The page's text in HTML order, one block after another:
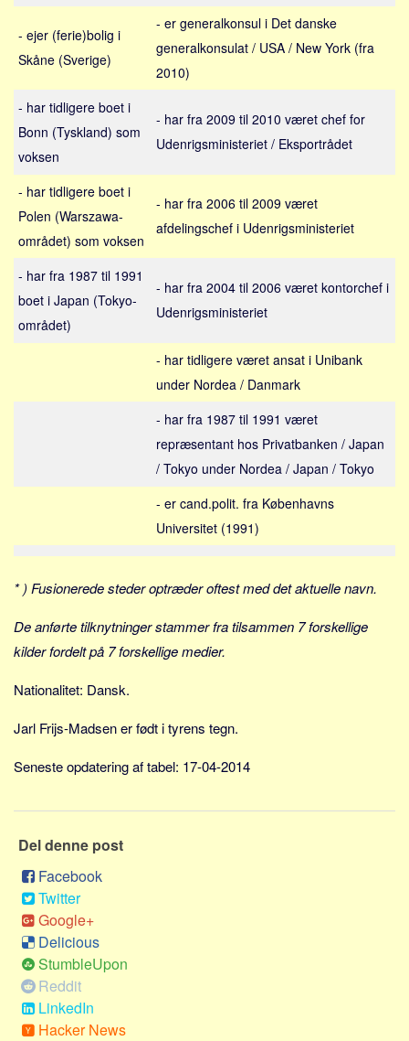
Grækenland
USA
Alle
Nøgleord
Bolig
Job
Virksomhed
Investering
Pension og opsparing
Forbrug
Social sikring og sundhed
Transport
Alle
Meta
Dokumenttyper
Emner
Steder
Om
Webstedet
Forhistorien
Redigering
Tekstannoncer
Bannere
Hjælp
- ejer (ferie)bolig i
Skåne (Sverige)
- er generalkonsul i Det danske
generalkonsulat / USA / New York (fra
2010)
- har tidligere boet i
Bonn (Tyskland) som
voksen
- har fra 2009 til 2010 været chef for
Udenrigsministeriet / Eksportrådet
- har tidligere boet i
Polen (Warszawa-
området) som voksen
- har fra 2006 til 2009 været
afdelingschef i Udenrigsministeriet
- har fra 1987 til 1991
boet i Japan (Tokyo-
området)
- har fra 2004 til 2006 været kontorchef i
Udenrigsministeriet
- har tidligere været ansat i Unibank
under Nordea / Danmark
- har fra 1987 til 1991 været
repræsentant hos Privatbanken / Japan
/ Tokyo under Nordea / Japan / Tokyo
- er cand.polit. fra Københavns
Universitet (1991)
* ) Fusionerede steder optræder oftest med det aktuelle navn.
De anførte tilknytninger stammer fra tilsammen 7 forskellige
kilder fordelt på 7 forskellige medier.
Nationalitet: Dansk.
Jarl Frijs-Madsen er født i tyrens tegn.
Seneste opdatering af tabel: 17-04-2014
Del denne post
Facebook
Twitter
Google+
Delicious
StumbleUpon
Reddit
LinkedIn
Hacker News